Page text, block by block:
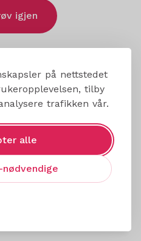
på nettstedet
tilby
trafikken vår.
alle
igjen